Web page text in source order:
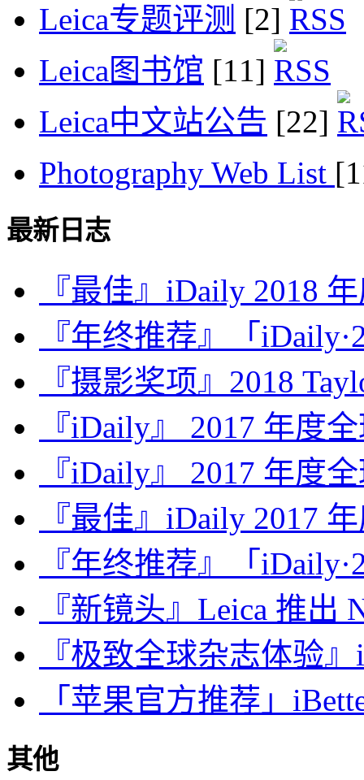
Leica专题评测 [2]
Leica图书馆 [11]
Leica中文站公告 [22]
Photography Web List
最新日志
『最佳』iDaily 2018
『年终推荐』「
『摄影奖项』2018
『iDaily』 2017 年度
『iDaily』 2017 年度
『最佳』iDaily 2017
『年终推荐』「
『新镜头』Leica 推出
『极致全球杂志体验
「苹果官方推荐」
其他